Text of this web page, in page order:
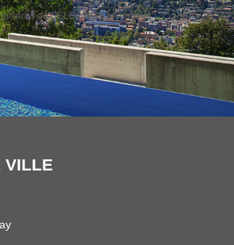
de SÉLECTION immobilier.
VILLE